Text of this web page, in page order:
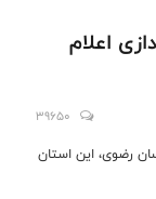
اعلام
39650
رضوی، این استان